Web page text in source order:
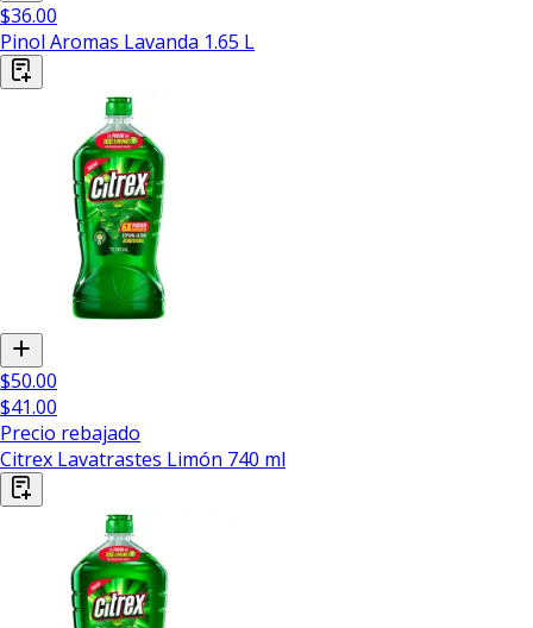
$36.00
Pinol Aromas Lavanda 1.65 L
$50.00
$41.00
Precio rebajado
Citrex Lavatrastes Limón 740 ml